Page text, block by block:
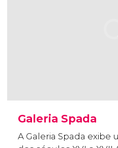
Galeria Spada
A Galeria Spada exibe